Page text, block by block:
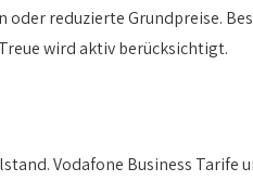
reduzierte Grundpreise.
wird aktiv berücksichtigt.
Vodafone Business Tarife